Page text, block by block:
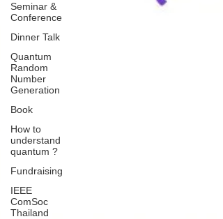
Seminar &
Conference
Dinner Talk
Quantum
Random
Number
Generation
Book
How to
understand
quantum ?
Fundraising
IEEE
ComSoc
Thailand